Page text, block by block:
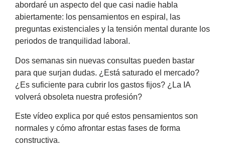
abordaré un aspecto del que casi nadie habla
abiertamente: los pensamientos en espiral, las
preguntas existenciales y la tensión mental durante los
periodos de tranquilidad laboral.
Dos semanas sin nuevas consultas pueden bastar
para que surjan dudas. ¿Está saturado el mercado?
¿Es suficiente para cubrir los gastos fijos? ¿La IA
volverá obsoleta nuestra profesión?
Este vídeo explica por qué estos pensamientos son
normales y cómo afrontar estas fases de forma
constructiva.